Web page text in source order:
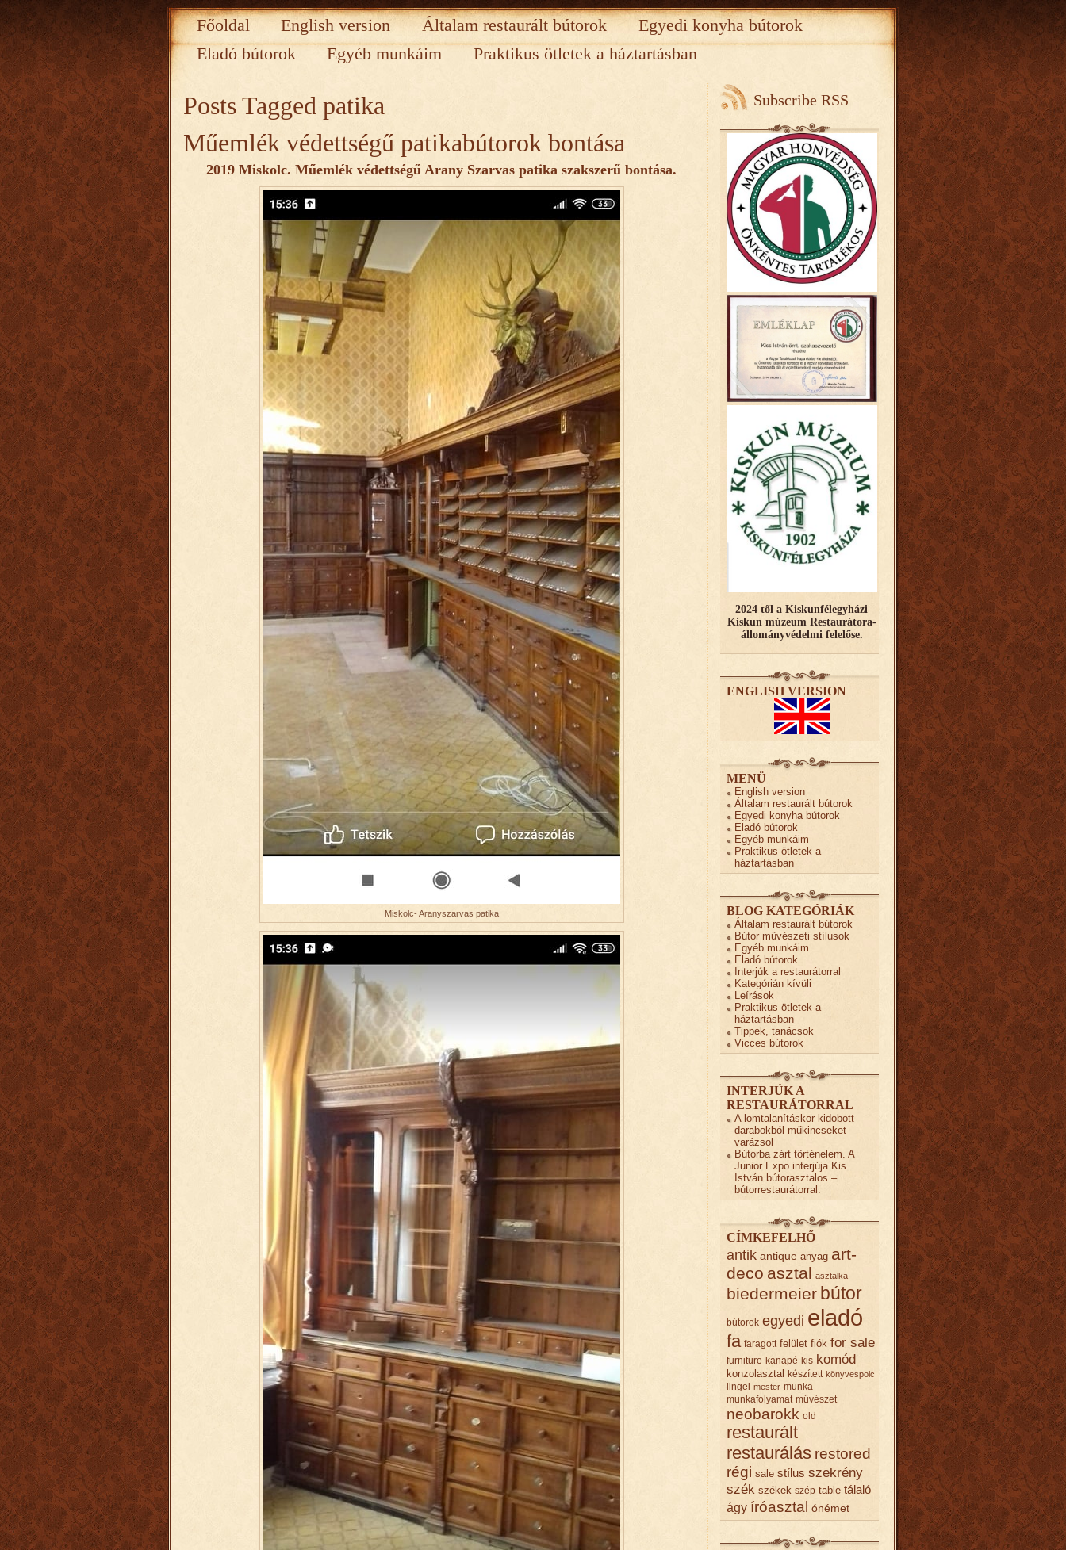
Főoldal English version Általam restaurált bútorok
Egyedi konyha bútorok
Eladó bútorok
Egyéb munkáim Praktikus ötletek a háztartásban
Posts Tagged patika
Műemlék védettségű patikabútorok bontása
2019 Miskolc. Műemlék védettségű Arany Szarvas patika szakszerű bontása.
Miskolc- Aranyszarvas patika
Subscribe RSS
2024 től a Kiskunfélegyházi
Kiskun múzeum Restaurátora-
állományvédelmi felelőse.
ENGLISH VERSION
MENÜ
English version
Általam restaurált bútorok
Egyedi konyha bútorok
Eladó bútorok
Egyéb munkáim
Praktikus ötletek a
háztartásban
BLOG KATEGÓRIÁK
Általam restaurált bútorok
Bútor művészeti stílusok
Egyéb munkáim
Eladó bútorok
Interjúk a restaurátorral
Kategórián kívüli
Leírások
Praktikus ötletek a
háztartásban
Tippek, tanácsok
Vicces bútorok
INTERJÚK A
RESTAURÁTORRAL
A lomtalanításkor kidobott
darabokból műkincseket
varázsol
Bútorba zárt történelem. A
Junior Expo interjúja Kis
István bútorasztalos –
bútorrestaurátorral.
CÍMKEFELHŐ
antik antique anyag art-
deco asztal asztalka
biedermeier bútor
bútorok egyedi eladó
fa faragott felület fiók for sale
furniture kanapé kis komód
konzolasztal készített könyvespolc
lingel mester munka
munkafolyamat művészet
neobarokk old
restaurált
restaurálás restored
régi sale stílus szekrény
szék székek szép table tálaló
ágy íróasztal ónémet